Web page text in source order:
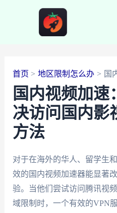
首页 地区限制怎么办 国
国内视频加速
决访问国内影
方法
对于在海外的华人、留学生
效的国内视频加速器能显著
验。当他们尝试访问腾讯视
域限制时，一个有效的VPN